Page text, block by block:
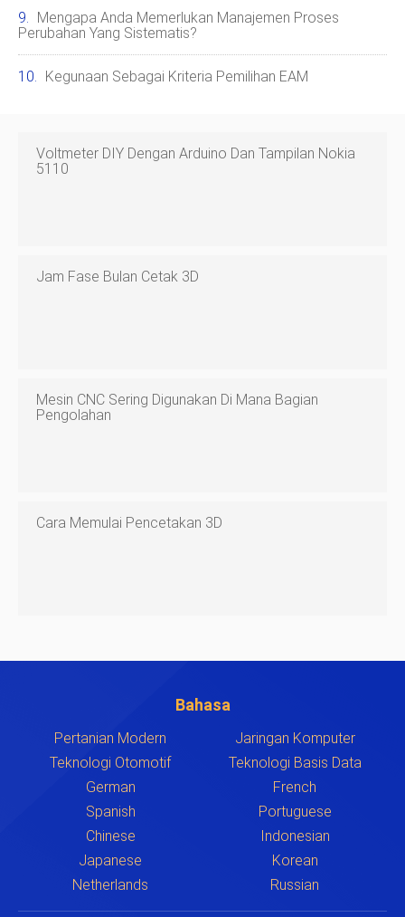
Mengapa Anda Memerlukan Manajemen Proses
Perubahan Yang Sistematis?
Kegunaan Sebagai Kriteria Pemilihan EAM
Voltmeter DIY Dengan Arduino Dan Tampilan Nokia
5110
Jam Fase Bulan Cetak 3D
Mesin CNC Sering Digunakan Di Mana Bagian
Pengolahan
Cara Memulai Pencetakan 3D
Bahasa
Pertanian Modern
Jaringan Komputer
Teknologi Otomotif
Teknologi Basis Data
German
French
Spanish
Portuguese
Chinese
Indonesian
Japanese
Korean
Netherlands
Russian